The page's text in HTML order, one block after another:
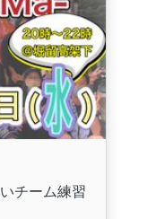
チーム練習